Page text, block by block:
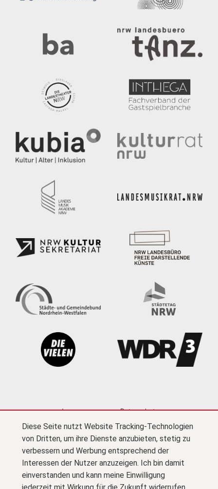
Diese Seite nutzt Website Tracking-Technologien
von Dritten, um ihre Dienste anzubieten, stetig zu
verbessern und Werbung entsprechend der
Interessen der Nutzer anzuzeigen. Ich bin damit
einverstanden und kann meine Einwilligung
Impressum
Datenschutz
Cookie-Einstellungen
Kontakt
Newsletter
Presse
Barrierefreiheit Netiquette (PDF)
© Kultursekretariat NRW Gütersloh
Zu